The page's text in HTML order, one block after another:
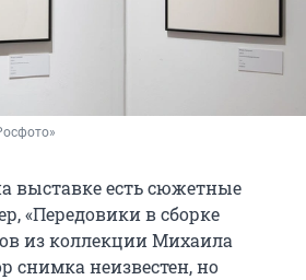
выставке есть сюжетные
«Передовики в сборке
из коллекции Михаила
снимка неизвестен, но